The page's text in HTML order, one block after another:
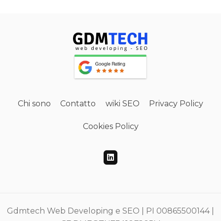
Chi sono Contatto wiki SEO Privacy Policy
Cookies Policy
Gdmtech Web Developing e SEO | PI 00865500144 |